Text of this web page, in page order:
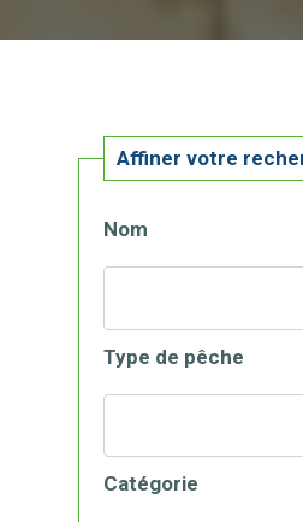
Affiner votre
Nom
Type de pêche
Catégorie